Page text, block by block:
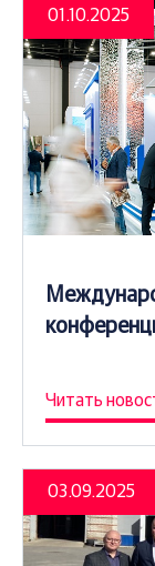
01.10.2025
Читать
03.09.2025